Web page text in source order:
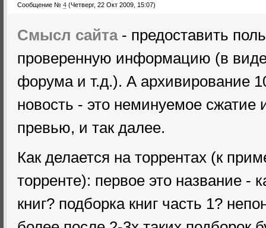
Сообщение № 4 (Четверг, 22 Окт 2009, 15:07)
Смысл сайта- предоставить
проверенную информацию (в виде
форума и т.д.). А архивирование
новость - это неминуемое сжатие
превью, и так далее.
Как делается на торрентах (к
торренте): первое это название -
книг? подборка книг часть 1?